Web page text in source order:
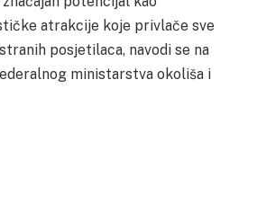
atrakcije koje privlače sve
posjetilaca, navodi se na
ministarstva okoliša i